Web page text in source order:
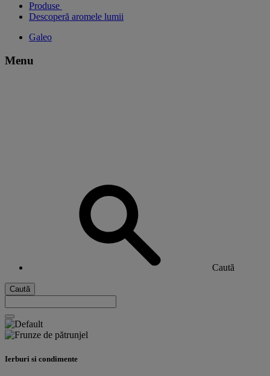
Produse
Descoperă aromele lumii
Galeo
Menu
Caută
Caută
Ierburi si condimente